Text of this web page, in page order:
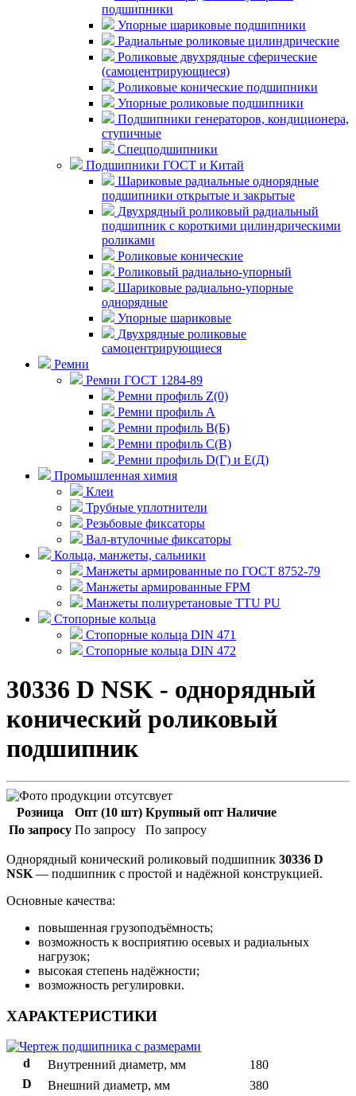
подшипники
Упорные шариковые подшипники
Радиальные роликовые цилиндрические
Роликовые двухрядные сферические
(самоцентрирующиеся)
Роликовые конические подшипники
Упорные роликовые подшипники
Подшипники генераторов, кондиционера,
ступичные
Спецподшипники
Подшипники ГОСТ и Китай
Шариковые радиальные однорядные
подшипники открытые и закрытые
Двухрядный роликовый радиальный
подшипник с короткими цилиндрическими
роликами
Роликовые конические
Роликовый радиально-упорный
Шариковые радиально-упорные
однорядные
Упорные шариковые
Двухрядные роликовые
самоцентрирующиеся
Ремни
Ремни ГОСТ 1284-89
Ремни профиль Z(0)
Ремни профиль А
Ремни профиль В(Б)
Ремни профиль С(В)
Ремни профиль D(Г) и E(Д)
Промышленная химия
Клеи
Трубные уплотнители
Резьбовые фиксаторы
Вал-втулочные фиксаторы
Кольца, манжеты, сальники
Манжеты армированные по ГОСТ 8752-79
Манжеты армированные FPM
Манжеты полиуретановые TTU PU
Стопорные кольца
Стопорные кольца DIN 471
Стопорные кольца DIN 472
30336 D NSK - однорядный
конический роликовый
подшипник
Розница Опт (10 шт) Крупный опт Наличие
По запросу По запросу По запросу
Однорядный конический роликовый подшипник 30336 D
NSK — подшипник с простой и надёжной конструкцией.
Основные качества:
повышенная грузоподъёмность;
возможность к восприятию осевых и радиальных
нагрузок;
высокая степень надёжности;
возможность регулировки.
ХАРАКТЕРИСТИКИ
d Внутренний диаметр, мм
180
D
Внешний диаметр, мм
380